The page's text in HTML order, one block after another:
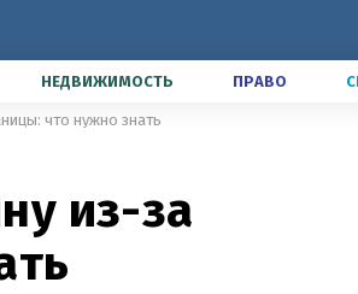
НЕДВИЖИМОСТЬ ПРАВО
что нужно знать
из-за